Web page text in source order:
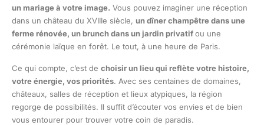
un mariage à votre image. Vous pouvez imaginer une réception
dans un château du XVIIIe siècle, un dîner champêtre dans une
ferme rénovée, un brunch dans un jardin privatifou une
cérémonie laïque en forêt. Le tout, à une heure de Paris.
Ce qui compte, c’est de choisir un lieu qui reflète votre histoire,
votre énergie, vos priorités. Avec ses centaines de domaines,
châteaux, salles de réception et lieux atypiques, la région
regorge de possibilités. Il suffit d’écouter vos envies et de bien
vous entourer pour trouver votre coin de paradis.